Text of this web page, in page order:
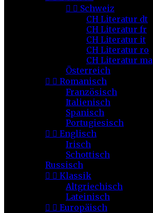
  Schweiz
CH Literatur dt
CH Literatur fr
CH Literatur it
CH Literatur ro
CH Literatur ma
Österreich
  Romanisch
Französisch
Italienisch
Spanisch
Portugiesisch
  Englisch
Irisch
Schottisch
Russisch
  Klassik
Altgriechisch
Lateinisch
  Europäisch